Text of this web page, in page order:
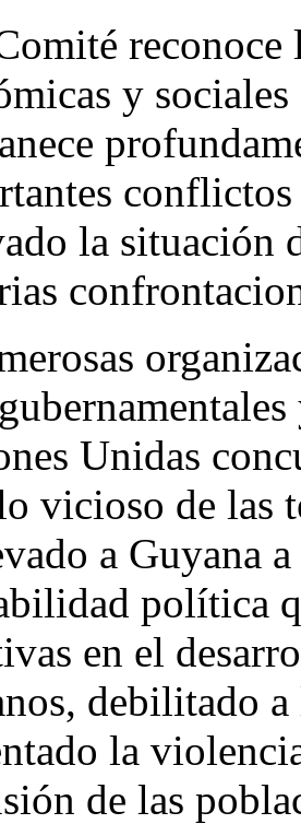
y
la situación
Unidas
vicioso de las
a Guyana
política
en el
debilitado
la
de las